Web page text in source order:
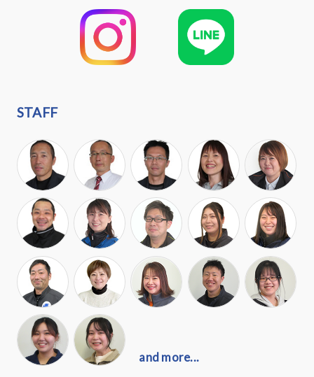
STAFF
and more...